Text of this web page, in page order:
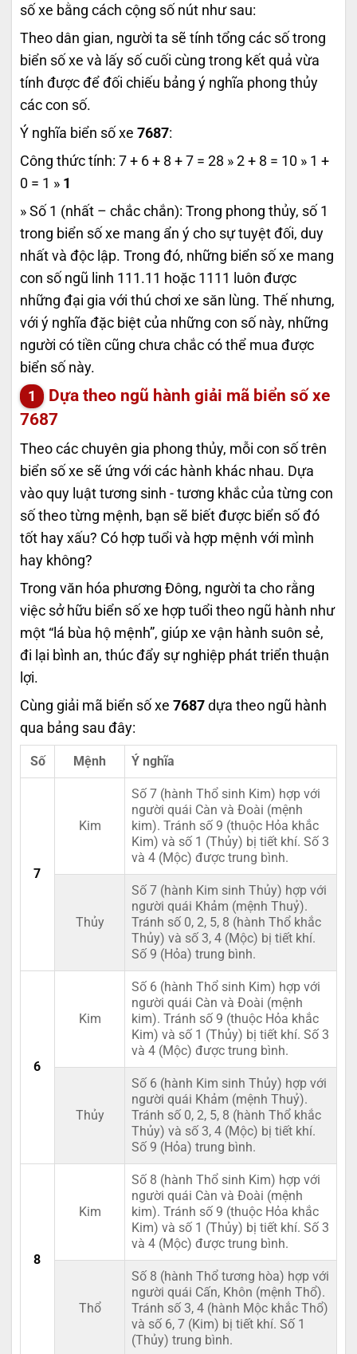
số xe bằng cách cộng số nút như sau:
Theo dân gian, người ta sẽ tính tổng các số trong
biển số xe và lấy số cuối cùng trong kết quả vừa
tính được để đối chiếu bảng ý nghĩa phong thủy
các con số.
Ý nghĩa biển số xe 7687:
Công thức tính: 7 + 6 + 8 + 7 = 28 » 2 + 8 = 10 » 1 +
0 = 1 » 1
» Số 1 (nhất – chắc chắn): Trong phong thủy, số 1
trong biển số xe mang ẩn ý cho sự tuyệt đối, duy
nhất và độc lập. Trong đó, những biển số xe mang
con số ngũ linh 111.11 hoặc 1111 luôn được
những đại gia với thú chơi xe săn lùng. Thế nhưng,
với ý nghĩa đặc biệt của những con số này, những
người có tiền cũng chưa chắc có thể mua được
biển số này.
Dựa theo ngũ hành giải mã biển số xe
7687
Theo các chuyên gia phong thủy, mỗi con số trên
biển số xe sẽ ứng với các hành khác nhau. Dựa
vào quy luật tương sinh - tương khắc của từng con
số theo từng mệnh, bạn sẽ biết được biển số đó
tốt hay xấu? Có hợp tuổi và hợp mệnh với mình
hay không?
Trong văn hóa phương Đông, người ta cho rằng
việc sở hữu biển số xe hợp tuổi theo ngũ hành như
một “lá bùa hộ mệnh”, giúp xe vận hành suôn sẻ,
đi lại bình an, thúc đẩy sự nghiệp phát triển thuận
lợi.
Cùng giải mã biển số xe 7687 dựa theo ngũ hành
qua bảng sau đây:
Số Mệnh Ý nghĩa
7
Kim
Số 7 (hành Thổ sinh Kim) hợp với
người quái Càn và Đoài (mệnh
kim). Tránh số 9 (thuộc Hỏa khắc
Kim) và số 1 (Thủy) bị tiết khí. Số 3
và 4 (Mộc) được trung bình.
Thủy
Số 7 (hành Kim sinh Thủy) hợp với
người quái Khảm (mệnh Thuỷ).
Tránh số 0, 2, 5, 8 (hành Thổ khắc
Thủy) và số 3, 4 (Mộc) bị tiết khí.
Số 9 (Hỏa) trung bình.
6
Kim
Số 6 (hành Thổ sinh Kim) hợp với
người quái Càn và Đoài (mệnh
kim). Tránh số 9 (thuộc Hỏa khắc
Kim) và số 1 (Thủy) bị tiết khí. Số 3
và 4 (Mộc) được trung bình.
Thủy
Số 6 (hành Kim sinh Thủy) hợp với
người quái Khảm (mệnh Thuỷ).
Tránh số 0, 2, 5, 8 (hành Thổ khắc
Thủy) và số 3, 4 (Mộc) bị tiết khí.
Số 9 (Hỏa) trung bình.
8
Kim
Số 8 (hành Thổ sinh Kim) hợp với
người quái Càn và Đoài (mệnh
kim). Tránh số 9 (thuộc Hỏa khắc
Kim) và số 1 (Thủy) bị tiết khí. Số 3
và 4 (Mộc) được trung bình.
Thổ
Số 8 (hành Thổ tương hòa) hợp với
người quái Cấn, Khôn (mệnh Thổ).
Tránh số 3, 4 (hành Mộc khắc Thổ)
và số 6, 7 (Kim) bị tiết khí. Số 1
(Thủy) trung bình.